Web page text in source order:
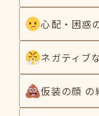
心配・困惑
ネガティブ
仮装の顔 の